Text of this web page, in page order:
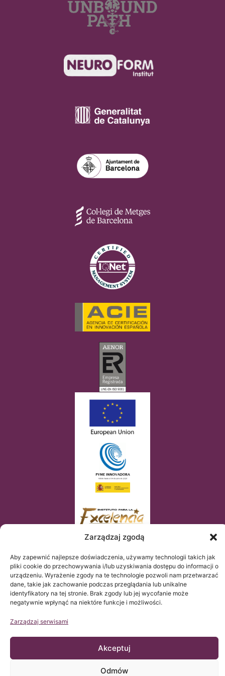
Zarządzaj zgodą
Aby zapewnić najlepsze doświadczenia, używamy technologii takich jak
pliki cookie do przechowywania i/lub uzyskiwania dostępu do informacji o
urządzeniu. Wyrażenie zgody na te technologie pozwoli nam przetwarzać
dane, takie jak zachowanie podczas przeglądania lub unikalne
identyfikatory na tej stronie. Brak zgody lub jej wycofanie może
negatywnie wpłynąć na niektóre funkcje i możliwości.
Zarządzaj serwisami
Akceptuj
Odmów
© Copyright Institut Chiari 2025
Instytut Chiari & Siringomielia & Escoliosis de Barcelona (ICSEB)
spełnia wymogi Rozporządzenia UE 2016/679 (RGPD).
tekstu oryginalnego umieszczonego na stronie web po